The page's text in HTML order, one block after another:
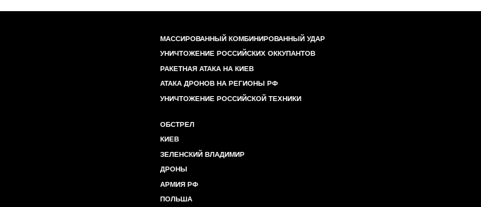
МАССИРОВАННЫЙ КОМБИНИРОВАННЫЙ УДАР
УНИЧТОЖЕНИЕ РОССИЙСКИХ ОККУПАНТОВ
РАКЕТНАЯ АТАКА НА КИЕВ
АТАКА ДРОНОВ НА РЕГИОНЫ РФ
УНИЧТОЖЕНИЕ РОССИЙСКОЙ ТЕХНИКИ
ОБСТРЕЛ
КИЕВ
ЗЕЛЕНСКИЙ ВЛАДИМИР
ДРОНЫ
АРМИЯ РФ
ПОЛЬША